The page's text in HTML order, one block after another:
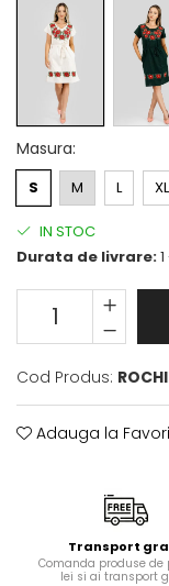
Masura:
S M L XL
IN STOC
Durata de livrare:
Cod Produs:
Adauga la
Transport
Comanda produse de
lei si ai transport